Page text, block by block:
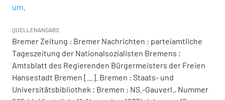
um
QUELLENANGABE
Bremer Zeitung : Bremer Nachrichten : parteiamtliche
Tageszeitung der Nationalsozialisten Bremens ;
Amtsblatt des Regierenden Bürgermeisters der Freien
Hansestadt Bremen [...]. Bremen : Staats- und
Universitätsbibliothek ; Bremen : NS.-Gauverl., Nummer